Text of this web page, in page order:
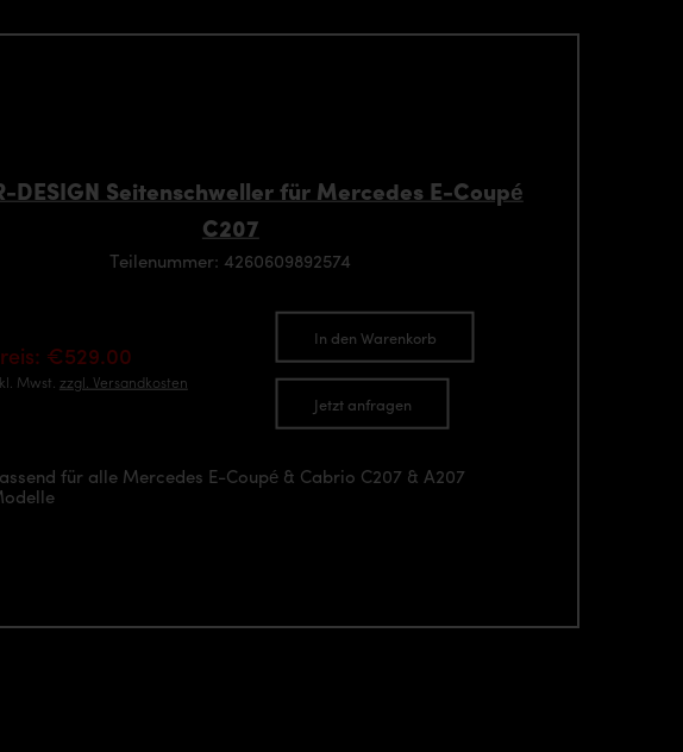
DESIGN Seitenschweller für Mercedes E-Coupé
C207
Teilenummer: 4260609892574
€529.00
Mwst. zzgl. Versandkosten
In den Warenkorb
Jetzt anfragen
für alle Mercedes E-Coupé & Cabrio C207 & A207